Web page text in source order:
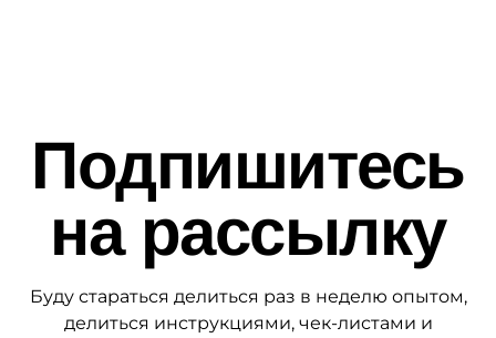
Подпишитесь
на рассылку
Буду стараться делиться раз в неделю опытом,
делиться инструкциями, чек-листами и